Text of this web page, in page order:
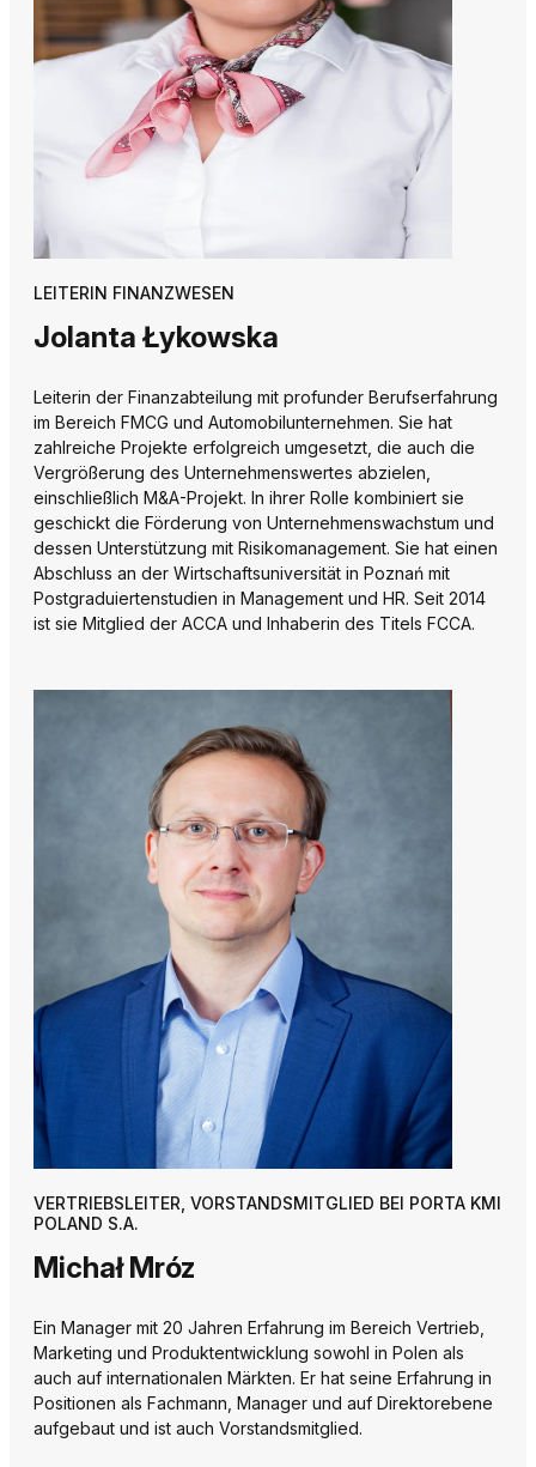
LEITERIN FINANZWESEN
Jolanta Łykowska
Leiterin der Finanzabteilung mit profunder Berufserfahrung
im Bereich FMCG und Automobilunternehmen. Sie hat
zahlreiche Projekte erfolgreich umgesetzt, die auch die
Vergrößerung des Unternehmenswertes abzielen,
einschließlich M&A-Projekt. In ihrer Rolle kombiniert sie
geschickt die Förderung von Unternehmenswachstum und
dessen Unterstützung mit Risikomanagement. Sie hat einen
Abschluss an der Wirtschaftsuniversität in Poznań mit
Postgraduiertenstudien in Management und HR. Seit 2014
ist sie Mitglied der ACCA und Inhaberin des Titels FCCA.
VERTRIEBSLEITER, VORSTANDSMITGLIED BEI PORTA KMI
POLAND S.A.
Michał Mróz
Ein Manager mit 20 Jahren Erfahrung im Bereich Vertrieb,
Marketing und Produktentwicklung sowohl in Polen als
auch auf internationalen Märkten. Er hat seine Erfahrung in
Positionen als Fachmann, Manager und auf Direktorebene
aufgebaut und ist auch Vorstandsmitglied.